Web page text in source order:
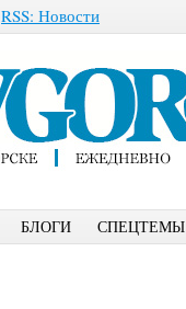
RSS: Новости
БЛОГИ СПЕЦТЕМЫ